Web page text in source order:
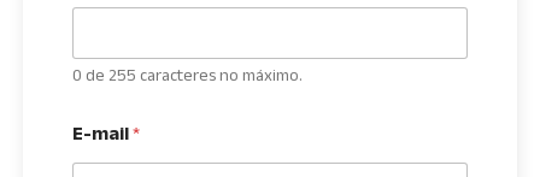
0 de 255 caracteres no máximo.
E-mail*